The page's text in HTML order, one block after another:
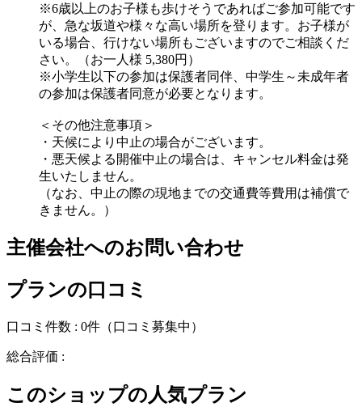
※6歳以上のお子様も歩けそうであればご参加可能です
が、急な坂道や様々な高い場所を登ります。お子様が
いる場合、行けない場所もございますのでご相談くだ
さい。（お一人様 5,380円）
※小学生以下の参加は保護者同伴、中学生～未成年者
の参加は保護者同意が必要となります。
＜その他注意事項＞
・天候により中止の場合がございます。
・悪天候よる開催中止の場合は、キャンセル料金は発
生いたしません。
（なお、中止の際の現地までの交通費等費用は補償で
きません。）
主催会社へのお問い合わせ
プランの口コミ
口コミ件数 : 0件 （口コミ募集中）
総合評価 :
このショップの人気プラン